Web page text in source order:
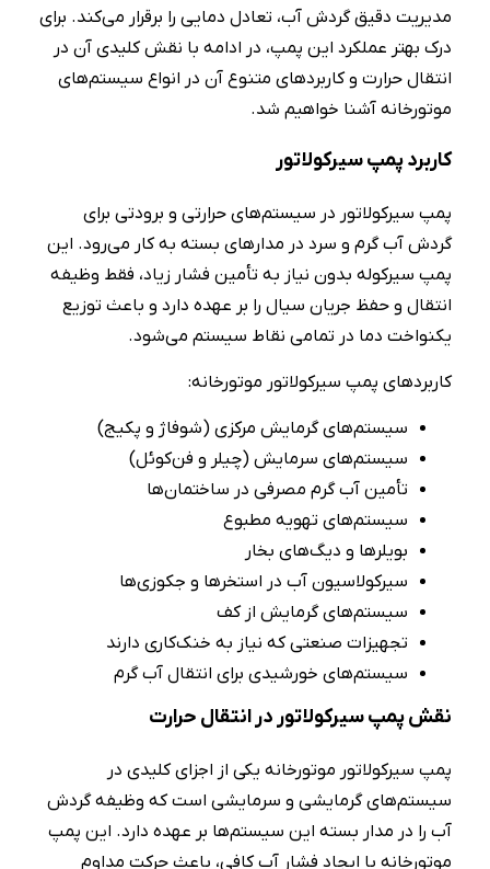
مدیریت دقیق گردش آب، تعادل دمایی را برقرار می‌کند. برای
درک بهتر عملکرد این پمپ، در ادامه با نقش کلیدی آن در
انتقال حرارت و کاربردهای متنوع آن در انواع سیستم‌های
موتورخانه آشنا خواهیم شد.
کاربرد پمپ سیرکولاتور
پمپ سیرکولاتور در سیستم‌های حرارتی و برودتی برای
گردش آب گرم و سرد در مدارهای بسته به کار می‌رود. این
پمپ سیرکوله بدون نیاز به تأمین فشار زیاد، فقط وظیفه
انتقال و حفظ جریان سیال را بر عهده دارد و باعث توزیع
یکنواخت دما در تمامی نقاط سیستم می‌شود.
کاربردهای پمپ سیرکولاتور موتورخانه:
سیستم‌های گرمایش مرکزی (شوفاژ و پکیج)
سیستم‌های سرمایش (چیلر و فن‌کوئل)
تأمین آب گرم مصرفی در ساختمان‌ها
سیستم‌های تهویه‌ مطبوع
بویلرها و دیگ‌های بخار
سیرکولاسیون آب در استخرها و جکوزی‌ها
سیستم‌های گرمایش از کف
تجهیزات صنعتی که نیاز به خنک‌کاری دارند
سیستم‌های خورشیدی برای انتقال آب گرم
نقش پمپ سیرکولاتور در انتقال حرارت
پمپ سیرکولاتور موتورخانه یکی از اجزای کلیدی در
سیستم‌های گرمایشی و سرمایشی است که وظیفه گردش
آب را در مدار بسته این سیستم‌ها بر عهده دارد. این پمپ
موتورخانه با ایجاد فشار آب کافی، باعث حرکت مداوم